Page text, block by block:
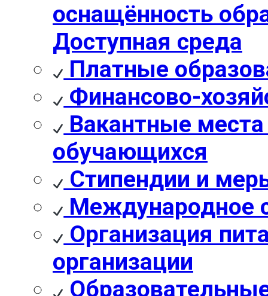
оснащённость
Доступная среда
Платные
Финансово-
Вакантные
обучающихся
Стипендии и
Международное
Организация
организации